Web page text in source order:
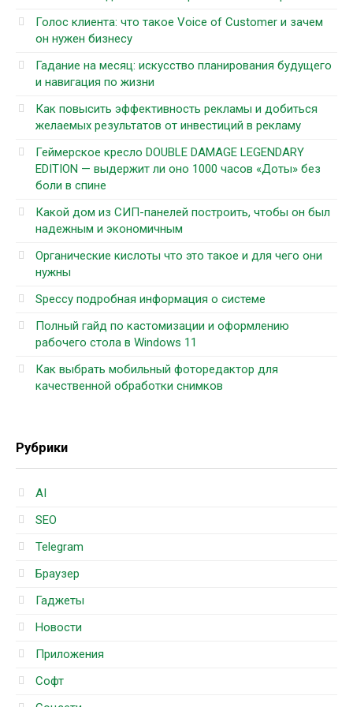
Голос клиента: что такое Voice of Customer и зачем
он нужен бизнесу
Гадание на месяц: искусство планирования будущего
и навигация по жизни
Как повысить эффективность рекламы и добиться
желаемых результатов от инвестиций в рекламу
Геймерское кресло DOUBLE DAMAGE LEGENDARY
EDITION — выдержит ли оно 1000 часов «Доты» без
боли в спине
Какой дом из СИП-панелей построить, чтобы он был
надежным и экономичным
Органические кислоты что это такое и для чего они
нужны
Speccy подробная информация о системе
Полный гайд по кастомизации и оформлению
рабочего стола в Windows 11
Как выбрать мобильный фоторедактор для
качественной обработки снимков
Рубрики
AI
SEO
Telegram
Браузер
Гаджеты
Новости
Приложения
Софт